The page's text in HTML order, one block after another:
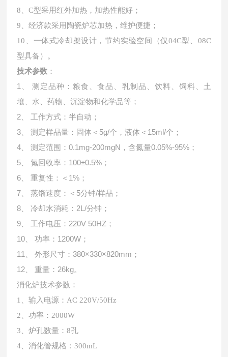
8、C型采用红外加热，加热性能好；
9、经济款采用陶瓷炉芯加热，维护便捷；
10、 一体式冷却架设计，节约实验空间（仅04C型、08C
型具备）。
技术参数 ：
1、测定品种：粮食、食品、乳制品、饮料、饲料、土
壤、水、药物、沉淀物和化学品等；
2、 工作方式：半自动；
3、测定样品量：固体＜5g/个，液体＜15ml/个；
4、测定范围：0.1mg-200mgN ，含氮量0.05%-95% ；
5、氮回收率： 100±0.5% ；
6、重复性：＜1%；
7、蒸馏速度： ＜5分钟/样品；
8、冷却水消耗：2L/分钟 ；
9、 工作电压：220V 50HZ；
10、功率：1200W；
11、外形尺寸：380×330×820mm；
12、重量：26kg。
消化炉技术参数：
1、输入电源：AC 220V/50Hz
2、功率：2000W
3、炉孔数量：8孔
4、消化管规格：300mL